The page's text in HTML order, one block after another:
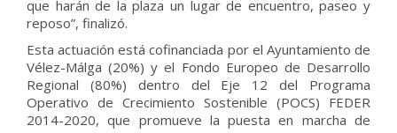
que harán de la plaza un lugar de encuentro, paseo y
reposo”, finalizó.
Esta actuación está cofinanciada por el Ayuntamiento de
Vélez-Málga (20%) y el Fondo Europeo de Desarrollo
Regional (80%) dentro del Eje 12 del Programa
Operativo de Crecimiento Sostenible (POCS) FEDER
2014-2020, que promueve la puesta en marcha de